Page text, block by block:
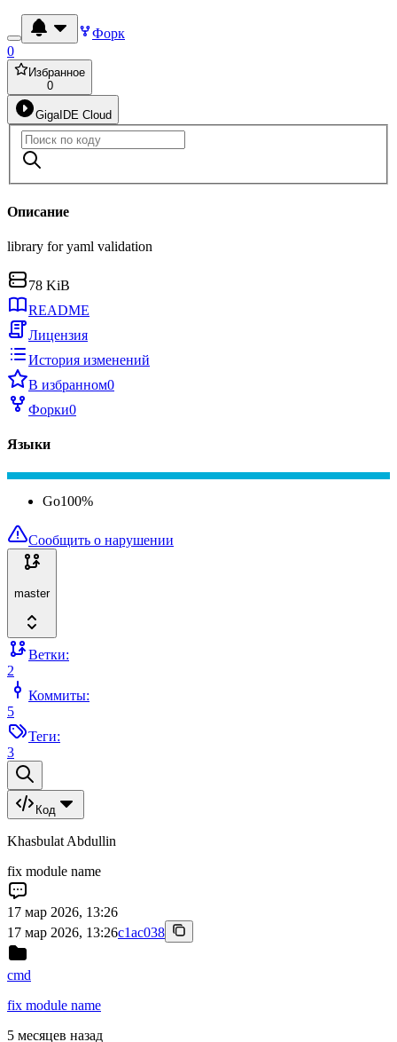
Форк
0
Избранное
0
GigaIDE Cloud
Описание
library for yaml validation
78 KiB
README
Лицензия
История изменений
В избранном0
Форки0
Языки
Go100%
Сообщить о нарушении
master
Ветки:
2
Коммиты:
5
Теги:
3
Код
Khasbulat Abdullin
fix module name
17 мар 2026, 13:26
17 мар 2026, 13:26c1ac038
cmd
fix module name
5 месяцев назад